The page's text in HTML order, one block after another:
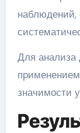
наблюдений,
Для анализа
значимости